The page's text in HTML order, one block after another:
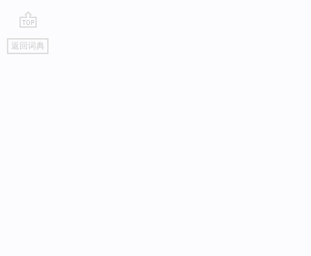
go
top
返回词典